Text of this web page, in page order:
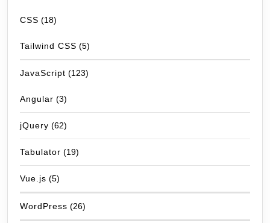
CSS (18)
Tailwind CSS (5)
JavaScript (123)
Angular (3)
jQuery (62)
Tabulator (19)
Vue.js (5)
WordPress (26)